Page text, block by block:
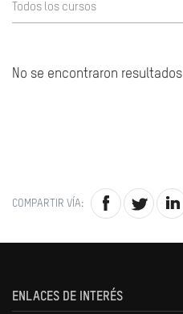
Todos los cursos
No se encontraron resultados
COMPARTIR VÍA:
ENLACES DE INTERÉS